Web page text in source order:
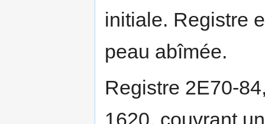
initiale. Registre
peau abîmée.
Registre 2E70-